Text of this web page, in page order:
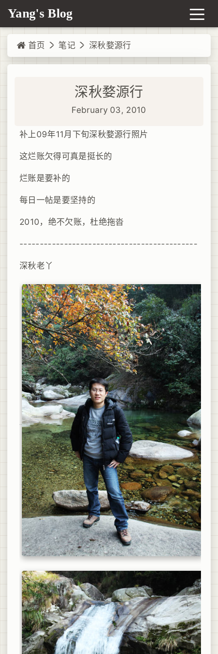
Yang's Blog
首页 笔记 深秋婺源行
深秋婺源行
February 03, 2010
补上09年11月下旬深秋婺源行照片
这烂账欠得可真是挺长的
烂账是要补的
每日一帖是要坚持的
2010，绝不欠账，杜绝拖沓
--------------------------------------------
深秋老丫